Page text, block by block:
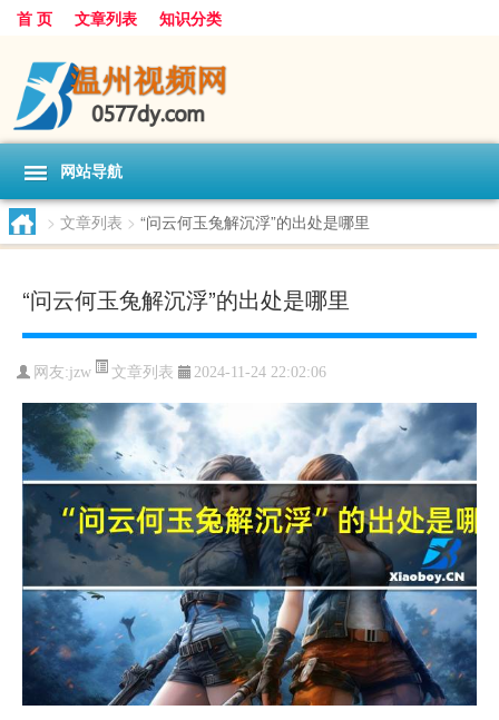
首 页 文章列表 知识分类
网站导航
> 文章列表 > “问云何玉兔解沉浮”的出处是哪里
“问云何玉兔解沉浮”的出处是哪里
网友:jzw 文章列表 2024-11-24 22:02:06